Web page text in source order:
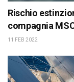
Rischio
compagnia
11 FEB 2022